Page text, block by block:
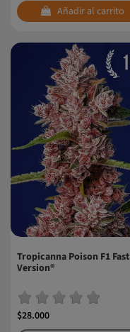
Añadir al carrito
Tropicanna Poison F1 Fast
Version®
$28.000